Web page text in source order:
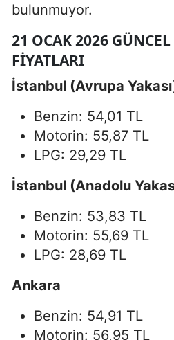
bulunmuyor.
21 OCAK 2026
FIYATLARI
İstanbul (Avrupa
Benzin: 54,01 TL
Motorin: 55,87 TL
LPG: 29,29 TL
İstanbul (Anadolu
Benzin: 53,83 TL
Motorin: 55,69 TL
LPG: 28,69 TL
Ankara
Benzin: 54,91 TL
Motorin: 56,95 TL